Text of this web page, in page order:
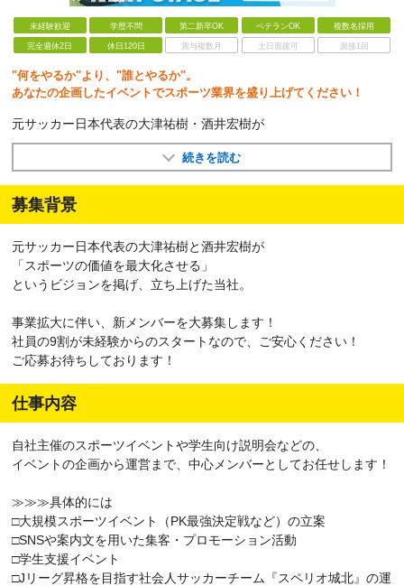
未経験歓迎 学歴不問 第二新卒OK ベテランOK 複数名採用
完全週休2日 休日120日 賞与複数月 土日面接可 面接1回
"何をやるか"より、"誰とやるか"。
あなたの企画したイベントでスポーツ業界を盛り上げてください！
元サッカー日本代表の大津祐樹・酒井宏樹が
続きを読む
募集背景
元サッカー日本代表の大津祐樹と酒井宏樹が
「スポーツの価値を最大化させる」
というビジョンを掲げ、立ち上げた当社。
事業拡大に伴い、新メンバーを大募集します！
社員の9割が未経験からのスタートなので、ご安心ください！
ご応募お待ちしております！
仕事内容
自社主催のスポーツイベントや学生向け説明会などの、
イベントの企画から運営まで、中心メンバーとしてお任せします！
≫≫≫具体的には
□大規模スポーツイベント（PK最強決定戦など）の立案
□SNSや案内文を用いた集客・プロモーション活動
□学生支援イベント
□Jリーグ昇格を目指す社会人サッカーチーム『スペリオ城北』の運